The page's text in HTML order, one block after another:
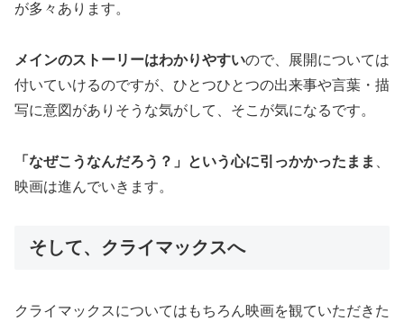
が多々あります。
メインのストーリーはわかりやすいので、展開については
付いていけるのですが、ひとつひとつの出来事や言葉・描
写に意図がありそうな気がして、そこが気になるです。
「なぜこうなんだろう？」という心に引っかかったまま
映画は進んでいきます。
そして、クライマックスへ
クライマックスについてはもちろん映画を観ていただきた